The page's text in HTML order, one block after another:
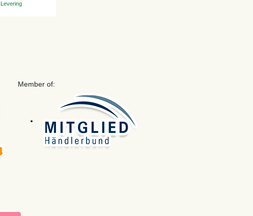
Levering
Member of: